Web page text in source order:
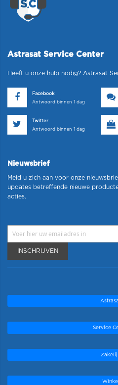
Astrasat Service Center
Heeft u onze hulp nodig? Astrasat
Facebook
Antwoord binnen 1 dag
Twitter
Antwoord binnen 1 dag
Nieuwsbrief
Meld u zich aan voor onze
updates betreffende nieuwe
acties.
INSCHRIJVEN
Service
Winkel